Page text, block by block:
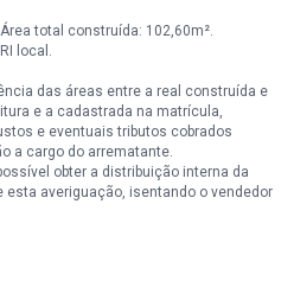
total construída: 102,60m².
local.
das áreas entre a real construída e
e a cadastrada na matrícula,
e eventuais tributos cobrados
a cargo do arrematante.
obter a distribuição interna da
esta averiguação, isentando o vendedor
serão quitados pelo Vendedor até